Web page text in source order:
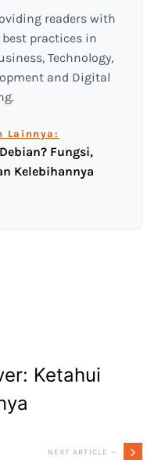
readers with
practices in
Technology,
and Digital
Lainnya:
Fungsi,
Kelebihannya
Ketahui
NEXT ARTICLE —